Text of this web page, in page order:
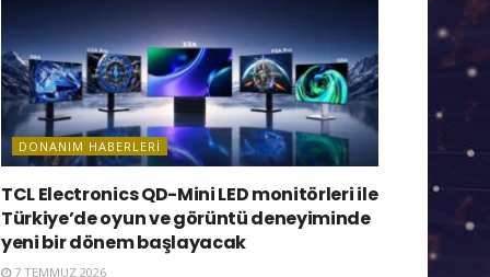
DONANIM HABERLERI
TCL Electronics QD-Mini LED monitörleri ile
Türkiye’de oyun ve görüntü deneyiminde
yeni bir dönem başlayacak
7 TEMMUZ 2026